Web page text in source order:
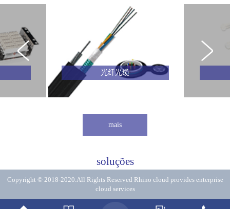
光纤光缆
mais
soluções
Copyright © 2018-2020.All Rights Reserved Rhino cloud provides enterprise
cloud services